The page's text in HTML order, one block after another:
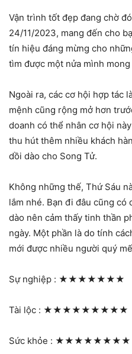
Vận trình tốt đẹp đang chờ
24/11/2023, mang đến cho
tín hiệu đáng mừng cho
tìm được một nửa mình mong
Ngoài ra, các cơ hội hợp tác
mệnh cũng rộng mở hơn
doanh có thể nhân cơ hội
thu hút thêm nhiều khách
dồi dào cho Song Tử.
Không những thế, Thứ Sáu
lắm nhé. Bạn đi đâu cũng
dào nên cảm thấy tinh thần
ngày. Một phần là do tính
mới được nhiều người quý
Sự nghiệp : ★★★★★★★
Tài lộc : ★★★★★★★★★
Sức khỏe : ★★★★★★★★